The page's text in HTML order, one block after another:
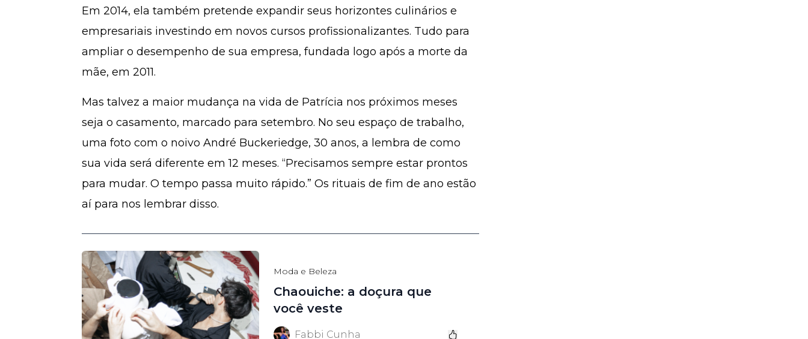
Em 2014, ela também pretende expandir seus horizontes culinários e
empresariais investindo em novos cursos profissionalizantes. Tudo para
ampliar o desempenho de sua empresa, fundada logo após a morte da
mãe, em 2011.
Mas talvez a maior mudança na vida de Patrícia nos próximos meses
seja o casamento, marcado para setembro. No seu espaço de trabalho,
uma foto com o noivo André Buckeriedge, 30 anos, a lembra de como
sua vida será diferente em 12 meses. “Precisamos sempre estar prontos
para mudar. O tempo passa muito rápido.” Os rituais de fim de ano estão
aí para nos lembrar disso.
Moda e Beleza
Chaouiche: a doçura que
você veste
Fabbi Cunha